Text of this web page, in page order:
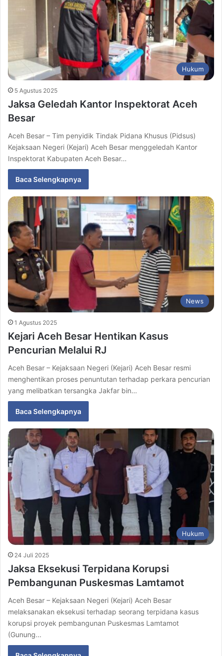
Hukum
5 Agustus 2025
Jaksa Geledah Kantor Inspektorat Aceh
Besar
Aceh Besar – Tim penyidik Tindak Pidana Khusus (Pidsus)
Kejaksaan Negeri (Kejari) Aceh Besar menggeledah Kantor
Inspektorat Kabupaten Aceh Besar…
Baca Selengkapnya
News
1 Agustus 2025
Kejari Aceh Besar Hentikan Kasus
Pencurian Melalui RJ
Aceh Besar – Kejaksaan Negeri (Kejari) Aceh Besar resmi
menghentikan proses penuntutan terhadap perkara pencurian
yang melibatkan tersangka Jakfar bin…
Baca Selengkapnya
Hukum
24 Juli 2025
Jaksa Eksekusi Terpidana Korupsi
Pembangunan Puskesmas Lamtamot
Aceh Besar – Kejaksaan Negeri (Kejari) Aceh Besar
melaksanakan eksekusi terhadap seorang terpidana kasus
korupsi proyek pembangunan Puskesmas Lamtamot
(Gunung…